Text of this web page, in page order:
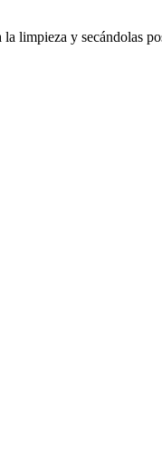
limpieza y secándolas